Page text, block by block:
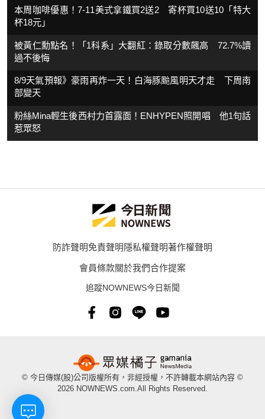
本周咖啡優惠！7-11美式拿鐵買2送2 寄杯買10送10「特大
杯18元」
被黃仁勳點名！「1科系」大翻紅：錄取分數飆高 72.7%讀
過不後悔
8/9天氣預報》豪雨再炸一天！白海豚颱風明天才走 下周南
部變天
粉絲Mina輕生後西村力首露面！ENHYPEN照開唱 他1句話
惹眾怒
防詐聲明免責聲明隱私權聲明著作權聲明
會員條款關於我們合作提案
追蹤NOWNEWS今日新聞
© 今日傳媒(股)公司版權所有，非經授權，不許轉載本網站內容 ©
2026 NOWNEWS.com.All Rights Reserved.